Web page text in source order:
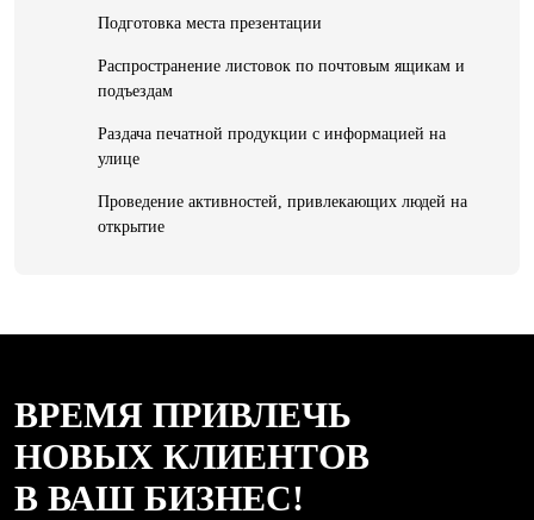
Подготовка места презентации
Распространение листовок по почтовым ящикам и
подъездам
Раздача печатной продукции с информацией на
улице
Проведение активностей, привлекающих людей на
открытие
ВРЕМЯ ПРИВЛЕЧЬ
НОВЫХ КЛИЕНТОВ
В ВАШ БИЗНЕС!